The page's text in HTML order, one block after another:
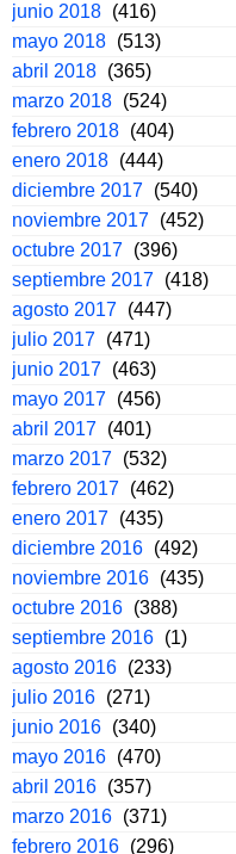
junio 2018 (416)
mayo 2018 (513)
abril 2018 (365)
marzo 2018 (524)
febrero 2018 (404)
enero 2018 (444)
diciembre 2017 (540)
noviembre 2017 (452)
octubre 2017 (396)
septiembre 2017 (418)
agosto 2017 (447)
julio 2017 (471)
junio 2017 (463)
mayo 2017 (456)
abril 2017 (401)
marzo 2017 (532)
febrero 2017 (462)
enero 2017 (435)
diciembre 2016 (492)
noviembre 2016 (435)
octubre 2016 (388)
septiembre 2016 (1)
agosto 2016 (233)
julio 2016 (271)
junio 2016 (340)
mayo 2016 (470)
abril 2016 (357)
marzo 2016 (371)
febrero 2016 (296)